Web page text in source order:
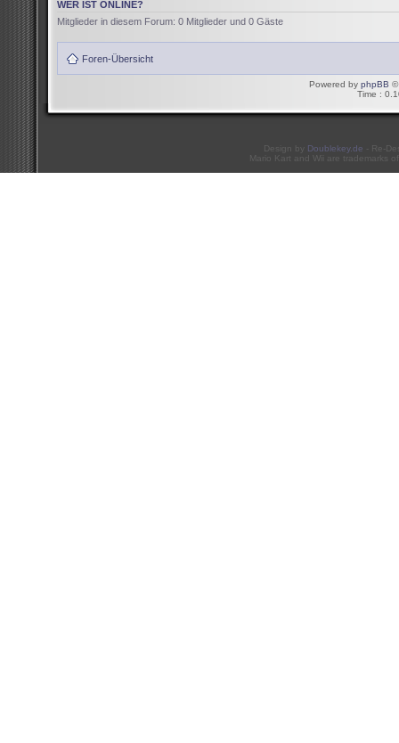
WER IST ONLINE?
Mitglieder in diesem Forum: 0 Mitglieder und 0 Gäste
Foren-Übersicht
Powered by phpBB ©
Time :
Design by Doublekey.de - Re-
Mario Kart and Wii are trademarks